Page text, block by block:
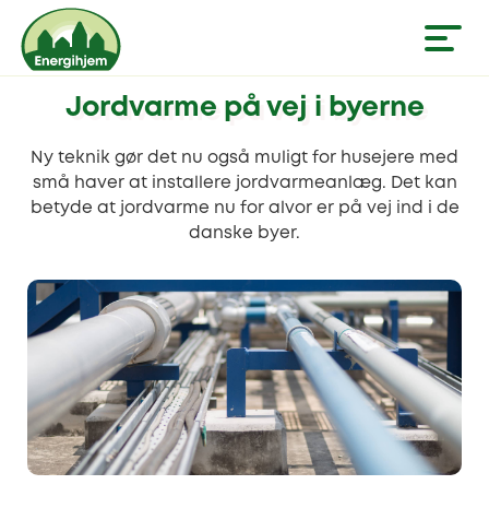
Jordvarme på vej i byerne
Ny teknik gør det nu også muligt for husejere med
små haver at installere jordvarmeanlæg. Det kan
betyde at jordvarme nu for alvor er på vej ind i de
danske byer.